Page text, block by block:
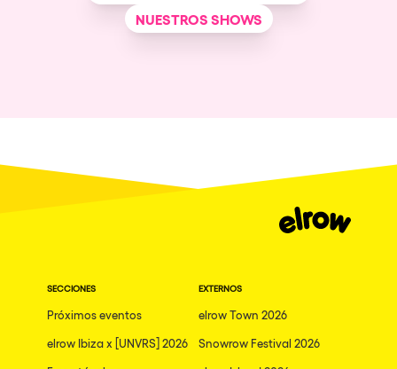
NUESTROS SHOWS
SECCIONES
Próximos eventos
elrow Ibiza x [UNVRS] 2026
EXTERNOS
elrow Town 2026
Snowrow Festival 2026